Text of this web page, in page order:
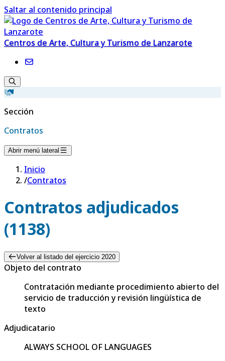
Saltar al contenido principal
Centros de Arte, Cultura y Turismo de Lanzarote
Sección
Contratos
Abrir menú lateral
Inicio
/Contratos
Contratos adjudicados
(1138)
Volver al listado del ejercicio 2020
Objeto del contrato
Contratación mediante procedimiento abierto del
servicio de traducción y revisión lingüística de
texto
Adjudicatario
ALWAYS SCHOOL OF LANGUAGES